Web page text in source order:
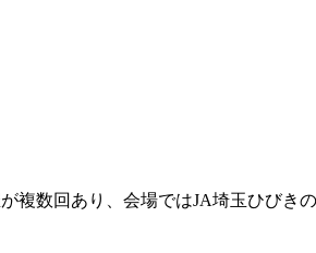
数回あり、会場ではJA埼玉ひびき